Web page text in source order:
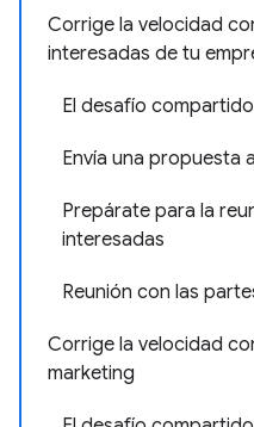
Corrige la velocidad
interesadas de tu
El desafío compartido
Envía una propuesta
Prepárate para la
interesadas
Reunión con las
Corrige la velocidad
marketing